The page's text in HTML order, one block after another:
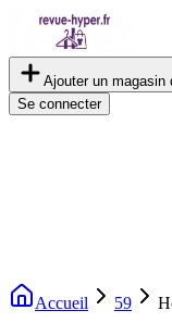
Ajouter un magasin
Se connecter
Accueil 59